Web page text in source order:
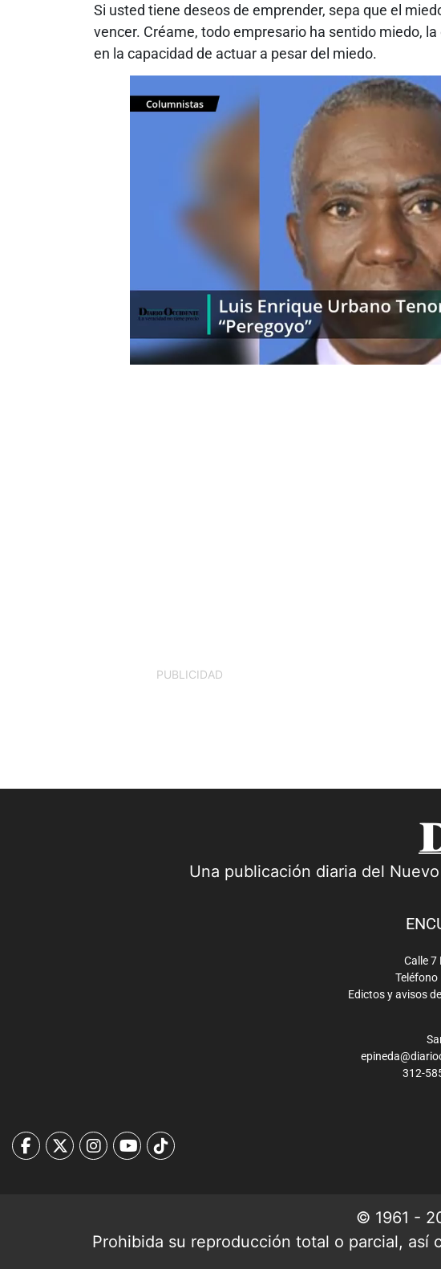
Si usted tiene deseos de emprender, sepa que el
vencer. Créame, todo empresario ha sentido miedo,
en la capacidad de actuar a pesar del miedo.
PUBLICIDAD
Una publicación diaria del
Calle 7
Edictos y avisos
312-
© 1961 -
Prohibida su reproducción total o parcial,